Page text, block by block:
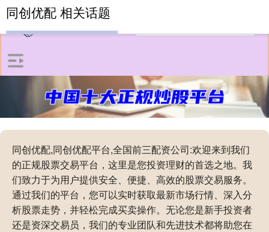
同创优配,同创优配平台,全国前三配资公司:欢迎来到我们
的正规股票交易平台，这里是您投资理财的首选之地。我
们致力于为用户提供安全、便捷、高效的股票交易服务。
通过我们的平台，您可以实时获取最新市场行情、深入分
析股票走势，并轻松完成买卖操作。无论您是新手投资者
还是资深交易员，我们的专业团队和先进技术都将助您在
同创优配 相关话题